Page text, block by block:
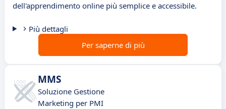
dell'apprendimento online più semplice e accessibile.
Più dettagli
Per saperne di più
MMS
Soluzione Gestione
Marketing per PMI